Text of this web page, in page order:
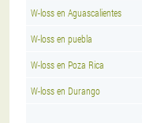
W-loss en Aguascalientes
W-loss en puebla
W-loss en Poza Rica
W-loss en Durango